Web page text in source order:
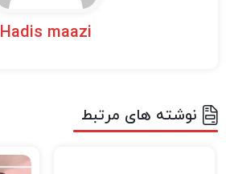
Hadis maazi
نوشته های مرتبط